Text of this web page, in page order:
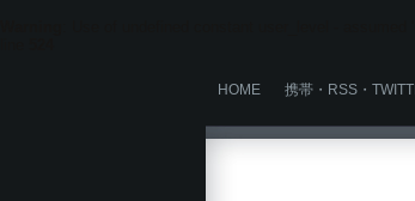
HOME 携帯・RSS・